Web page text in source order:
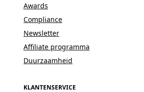
Awards
Compliance
Newsletter
Affiliate programma
Duurzaamheid
KLANTENSERVICE